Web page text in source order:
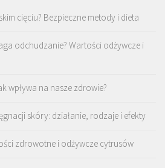
cięciu? Bezpieczne metody i dieta
odchudzanie? Wartości odżywcze i
wpływa na nasze zdrowie?
skóry: działanie, rodzaje i efekty
zdrowotne i odżywcze cytrusów